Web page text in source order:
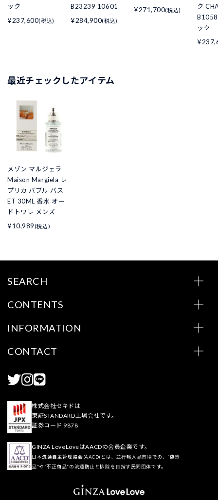
ック
¥237,600(税込)
B23239 10601
¥284,900(税込)
¥271,700(税込)
ク
ック
最近チェックしたアイテム
メゾン マルジェラ
Maison Margiela レ
プリカ バブル バス
ET 30ML 香水 オー
ドトワレ メンズ
¥10,989 (税込)
SEARCH
CONTENTS
INFORMATION
CONTACT
株式会社セキドは
東証STANDARD上場会社です。
証券コード 9878
GINZA LoveLoveはAACDの会員企業です。
日本流通自主管理協会(AACD)とは、並行輸入品市場での、“偽造
品”や“不正商品”の流通防止と排除を目指す民間団体です。